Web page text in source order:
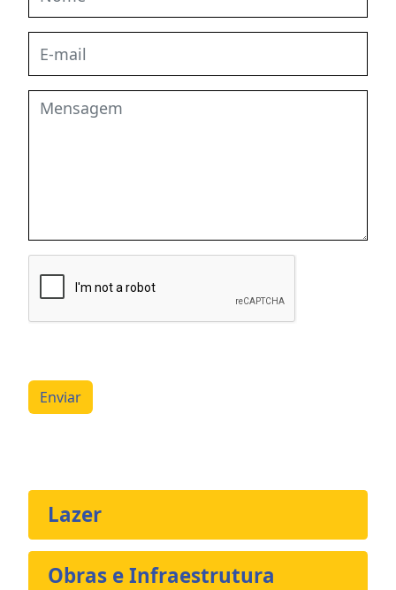
Enviar
Lazer
Obras e Infraestrutura